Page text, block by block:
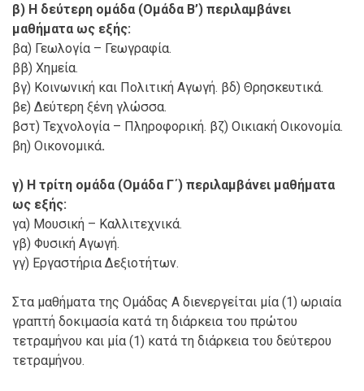
β) Η δεύτερη ομάδα (Ομάδα Β’) περιλαμβάνει
μαθήματα ως εξής:
βα) Γεωλογία – Γεωγραφία.
ββ) Χημεία.
βγ) Κοινωνική και Πολιτική Αγωγή. βδ) Θρησκευτικά.
βε) Δεύτερη ξένη γλώσσα.
βστ) Τεχνολογία – Πληροφορική. βζ) Οικιακή Οικονομία.
βη) Οικονομικά.
γ) Η τρίτη ομάδα (Ομάδα Γ΄) περιλαμβάνει μαθήματα
ως εξής:
γα) Μουσική – Καλλιτεχνικά.
γβ) Φυσική Αγωγή.
γγ) Εργαστήρια Δεξιοτήτων.
Στα μαθήματα της Ομάδας Α διενεργείται μία (1) ωριαία
γραπτή δοκιμασία κατά τη διάρκεια του πρώτου
τετραμήνου και μία (1) κατά τη διάρκεια του δεύτερου
τετραμήνου.